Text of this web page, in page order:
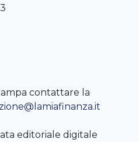
contattare la
editoriale digitale